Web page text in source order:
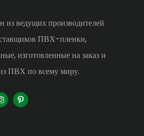
ведущих производителей
ПВХ-пленки,
изготовленные на заказ и
ПВХ по всему миру.